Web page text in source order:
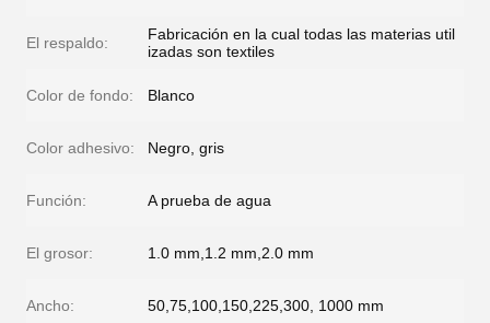
El respaldo:
Fabricación en la cual todas las materias util
izadas son textiles
Color de fondo: Blanco
Color adhesivo: Negro, gris
Función: A prueba de agua
El grosor: 1.0 mm,1.2 mm,2.0 mm
Ancho: 50,75,100,150,225,300, 1000 mm